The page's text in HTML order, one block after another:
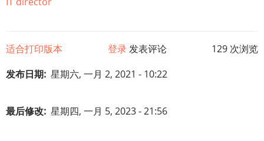
适合打印版本 登录发表评论
129 次浏览
发布日期 星期六, 一月 2, 2021 - 10:22
最后修改 星期四, 一月 5, 2023 - 21:56